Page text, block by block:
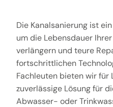
Die Kanalsanierung ist
um die Lebensdauer
verlängern und teure
fortschrittlichen
Fachleuten bieten wir für
zuverlässige Lösung für
Abwasser- oder